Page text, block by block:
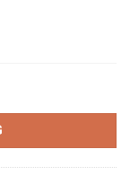
vàng ánh